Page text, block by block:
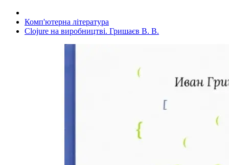
Комп'ютерна література
Clojure на виробництві. Гришаєв В. В.